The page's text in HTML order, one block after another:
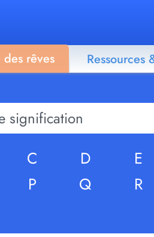
rêves Ressources
C D E
P Q R